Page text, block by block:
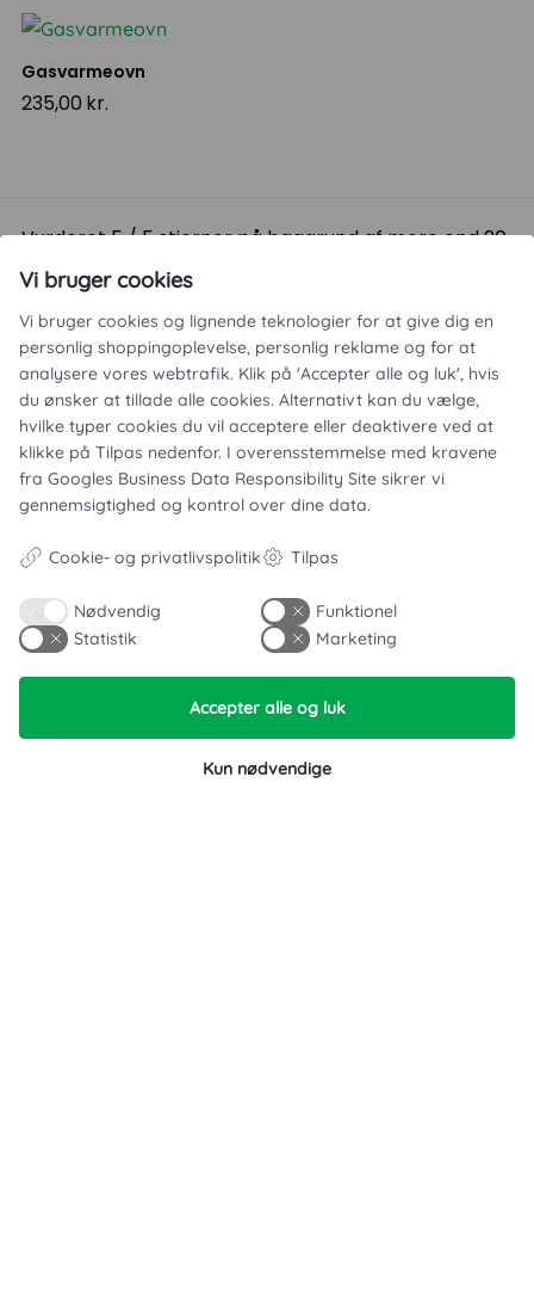
Gasvarmeovn
235,00 kr.
Vurderet 5 / 5 stjerner på baggrund af mere end 20
anmeldelser fraFacebook
Vitro Festudlejning ApS
Ved Faurgården 5A
4300 Holbæk
CVR. 46093364
Vi bruger cookies
Vi bruger cookies og lignende teknologier for at give dig en
personlig shoppingoplevelse, personlig reklame og for at
analysere vores webtrafik. Klik på 'Accepter alle og luk', hvis
du ønsker at tillade alle cookies. Alternativt kan du vælge,
hvilke typer cookies du vil acceptere eller deaktivere ved at
klikke på Tilpas nedenfor. I overensstemmelse med kravene
fra Googles Business Data Responsibility Site sikrer vi
gennemsigtighed og kontrol over dine data.
Cookie- og privatlivspolitik Tilpas
Nødvendig
Funktionel
Statistik
Marketing
Kun nødvendige
Accepter alle og luk